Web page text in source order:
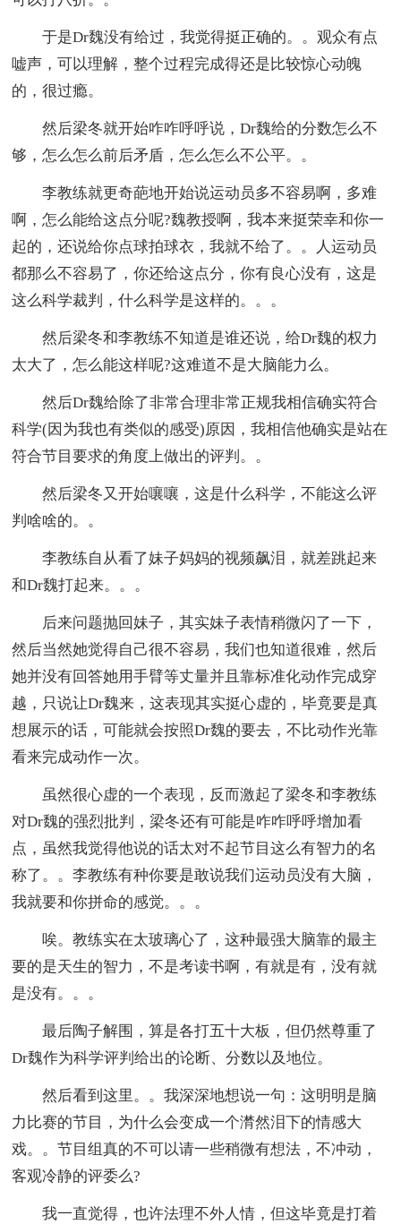
于是Dr魏没有给过，我觉得挺正确的。。观众有点
嘘声，可以理解，整个过程完成得还是比较惊心动魄
的，很过瘾。
然后梁冬就开始咋咋呼呼说，Dr魏给的分数怎么不
够，怎么怎么前后矛盾，怎么怎么不公平。。
李教练就更奇葩地开始说运动员多不容易啊，多难
啊，怎么能给这点分呢?魏教授啊，我本来挺荣幸和你一
起的，还说给你点球拍球衣，我就不给了。。人运动员
都那么不容易了，你还给这点分，你有良心没有，这是
这么科学裁判，什么科学是这样的。。。
然后梁冬和李教练不知道是谁还说，给Dr魏的权力
太大了，怎么能这样呢?这难道不是大脑能力么。
然后Dr魏给除了非常合理非常正规我相信确实符合
科学(因为我也有类似的感受)原因，我相信他确实是站在
符合节目要求的角度上做出的评判。。
然后梁冬又开始嚷嚷，这是什么科学，不能这么评
判啥啥的。。
李教练自从看了妹子妈妈的视频飙泪，就差跳起来
和Dr魏打起来。。。
后来问题抛回妹子，其实妹子表情稍微闪了一下，
然后当然她觉得自己很不容易，我们也知道很难，然后
她并没有回答她用手臂等丈量并且靠标准化动作完成穿
越，只说让Dr魏来，这表现其实挺心虚的，毕竟要是真
想展示的话，可能就会按照Dr魏的要去，不比动作光靠
看来完成动作一次。
虽然很心虚的一个表现，反而激起了梁冬和李教练
对Dr魏的强烈批判，梁冬还有可能是咋咋呼呼增加看
点，虽然我觉得他说的话太对不起节目这么有智力的名
称了。。李教练有种你要是敢说我们运动员没有大脑，
我就要和你拼命的感觉。。。
唉。教练实在太玻璃心了，这种最强大脑靠的最主
要的是天生的智力，不是考读书啊，有就是有，没有就
是没有。。。
最后陶子解围，算是各打五十大板，但仍然尊重了
Dr魏作为科学评判给出的论断、分数以及地位。
然后看到这里。。我深深地想说一句：这明明是脑
力比赛的节目，为什么会变成一个潸然泪下的情感大
戏。。节目组真的不可以请一些稍微有想法，不冲动，
客观冷静的评委么?
我一直觉得，也许法理不外人情，但这毕竟是打着